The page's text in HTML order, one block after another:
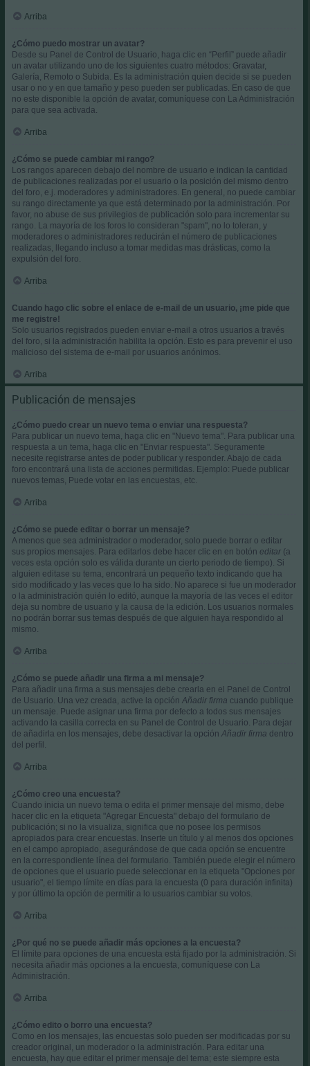
Arriba
¿Cómo puedo mostrar un avatar?
Desde su Panel de Control de Usuario, haga clic en “Perfil” puede añadir
un avatar utilizando uno de los siguientes cuatro métodos: Gravatar,
Galería, Remoto o Subida. Es la administración quien decide si se pueden
usar o no y en que tamaño y peso pueden ser publicadas. En caso de que
no este disponible la opción de avatar, comuníquese con La Administración
para que sea activada.
Arriba
¿Cómo se puede cambiar mi rango?
Los rangos aparecen debajo del nombre de usuario e indican la cantidad
de publicaciones realizadas por el usuario o la posición del mismo dentro
del foro, e.j. moderadores y administradores. En general, no puede cambiar
su rango directamente ya que está determinado por la administración. Por
favor, no abuse de sus privilegios de publicación solo para incrementar su
rango. La mayoría de los foros lo consideran "spam", no lo toleran, y
moderadores o administradores reducirán el número de publicaciones
realizadas, llegando incluso a tomar medidas mas drásticas, como la
expulsión del foro.
Arriba
Cuando hago clic sobre el enlace de e-mail de un usuario, ¡me pide que
me registre!
Solo usuarios registrados pueden enviar e-mail a otros usuarios a través
del foro, si la administración habilita la opción. Esto es para prevenir el uso
malicioso del sistema de e-mail por usuarios anónimos.
Arriba
Publicación de mensajes
¿Cómo puedo crear un nuevo tema o enviar una respuesta?
Para publicar un nuevo tema, haga clic en "Nuevo tema". Para publicar una
respuesta a un tema, haga clic en "Enviar respuesta". Seguramente
necesite registrarse antes de poder publicar y responder. Abajo de cada
foro encontrará una lista de acciones permitidas. Ejemplo: Puede publicar
nuevos temas, Puede votar en las encuestas, etc.
Arriba
¿Cómo se puede editar o borrar un mensaje?
A menos que sea administrador o moderador, solo puede borrar o editar
sus propios mensajes. Para editarlos debe hacer clic en en botón editar (a
veces esta opción solo es válida durante un cierto periodo de tiempo). Si
alguien editase su tema, encontrará un pequeño texto indicando que ha
sido modificado y las veces que lo ha sido. No aparece si fue un moderador
o la administración quién lo editó, aunque la mayoría de las veces el editor
deja su nombre de usuario y la causa de la edición. Los usuarios normales
no podrán borrar sus temas después de que alguien haya respondido al
mismo.
Arriba
¿Cómo se puede añadir una firma a mi mensaje?
Para añadir una firma a sus mensajes debe crearla en el Panel de Control
de Usuario. Una vez creada, active la opción Añadir firma cuando publique
un mensaje. Puede asignar una firma por defecto a todos sus mensajes
activando la casilla correcta en su Panel de Control de Usuario. Para dejar
de añadirla en los mensajes, debe desactivar la opción Añadir firma dentro
del perfil.
Arriba
¿Cómo creo una encuesta?
Cuando inicia un nuevo tema o edita el primer mensaje del mismo, debe
hacer clic en la etiqueta "Agregar Encuesta" debajo del formulario de
publicación; si no la visualiza, significa que no posee los permisos
apropiados para crear encuestas. Inserte un título y al menos dos opciones
en el campo apropiado, asegurándose de que cada opción se encuentre
en la correspondiente línea del formulario. También puede elegir el número
de opciones que el usuario puede seleccionar en la etiqueta "Opciones por
usuario", el tiempo límite en días para la encuesta (0 para duración infinita)
y por último la opción de permitir a lo usuarios cambiar su votos.
Arriba
¿Por qué no se puede añadir más opciones a la encuesta?
El límite para opciones de una encuesta está fijado por la administración. Si
necesita añadir más opciones a la encuesta, comuníquese con La
Administración.
Arriba
¿Cómo edito o borro una encuesta?
Como en los mensajes, las encuestas solo pueden ser modificadas por su
creador original, un moderador o la administración. Para editar una
encuesta, hay que editar el primer mensaje del tema; este siempre esta